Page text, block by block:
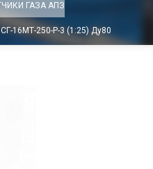
ГАЗА АПЗ
16МТ-250-Р-3 (1:25) Ду80